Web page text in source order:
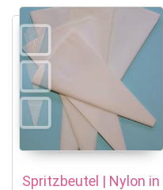
Spritzbeutel | Nylon in